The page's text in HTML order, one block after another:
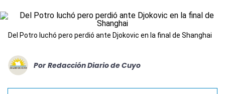
Del Potro luchó pero perdió ante Djokovic en la final de Shanghai
Por Redacción Diario de Cuyo